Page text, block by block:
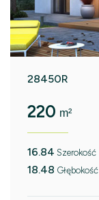
28450R
220 m²
16.84 Szerokość
18.48 Głębokość